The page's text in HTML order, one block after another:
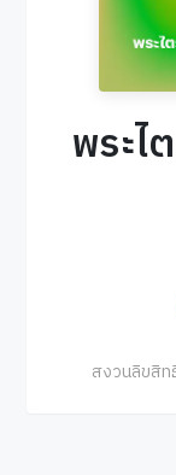
พระไ
สงวนลิขสิ